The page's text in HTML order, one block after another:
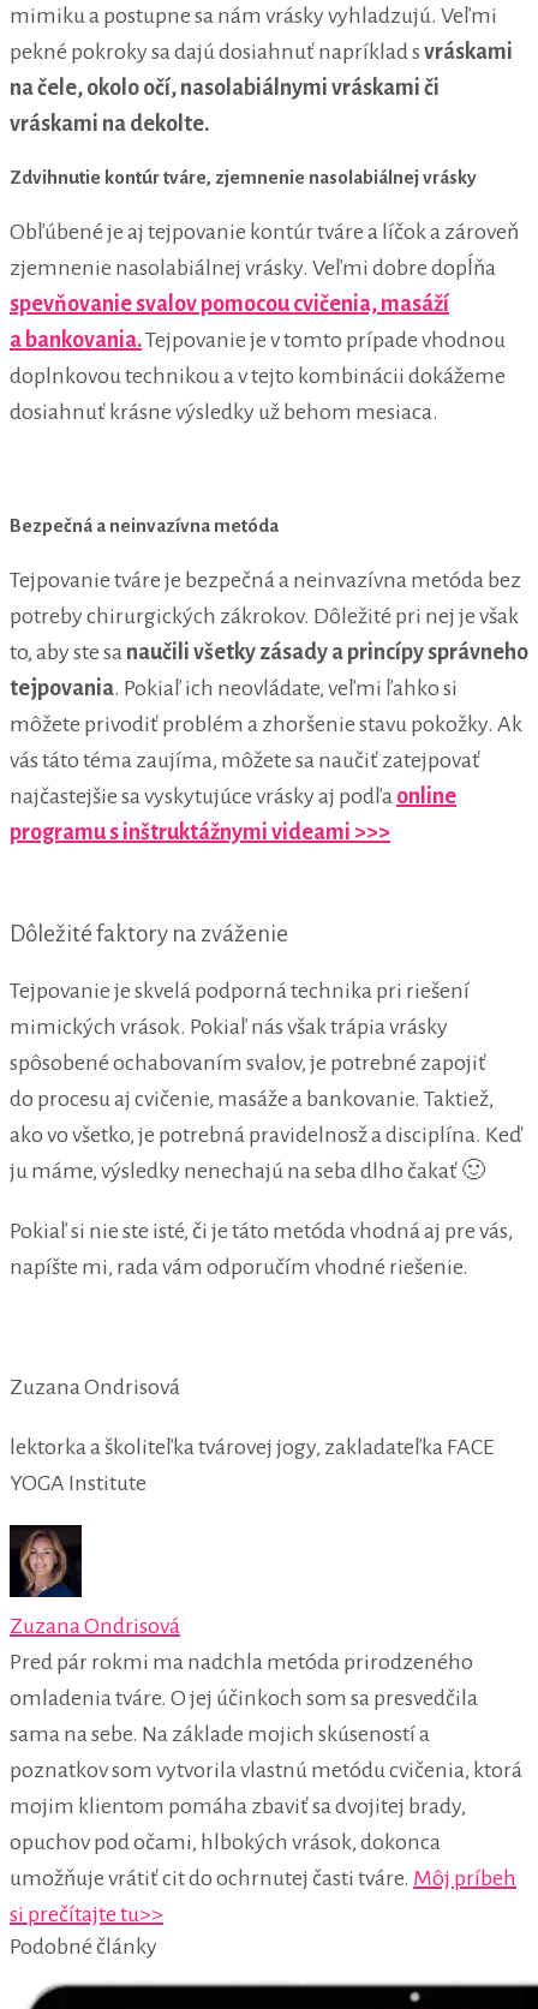
mimiku a postupne sa nám vrásky vyhladzujú. Veľmi
pekné pokroky sa dajú dosiahnuť napríklad s vráskami
na čele, okolo očí, nasolabiálnymi vráskami či
vráskami na dekolte.
Zdvihnutie kontúr tváre, zjemnenie nasolabiálnej vrásky
Obľúbené je aj tejpovanie kontúr tváre a líčok a zároveň
zjemnenie nasolabiálnej vrásky. Veľmi dobre dopĺňa
spevňovanie svalov pomocou cvičenia, masáží
a bankovania.Tejpovanie je v tomto prípade vhodnou
doplnkovou technikou a v tejto kombinácii dokážeme
dosiahnuť krásne výsledky už behom mesiaca.
Bezpečná a neinvazívna metóda
Tejpovanie tváre je bezpečná a neinvazívna metóda bez
potreby chirurgických zákrokov. Dôležité pri nej je však
to, aby ste sa naučili všetky zásady a princípy správneho
tejpovania. Pokiaľ ich neovládate, veľmi ľahko si
môžete privodiť problém a zhoršenie stavu pokožky. Ak
vás táto téma zaujíma, môžete sa naučiť zatejpovať
najčastejšie sa vyskytujúce vrásky aj podľa online
programu s inštruktážnymi videami >>>
Dôležité faktory na zváženie
Tejpovanie je skvelá podporná technika pri riešení
mimických vrások. Pokiaľ nás však trápia vrásky
spôsobené ochabovaním svalov, je potrebné zapojiť
do procesu aj cvičenie, masáže a bankovanie. Taktiež,
ako vo všetko, je potrebná pravidelnosž a disciplína. Keď
ju máme, výsledky nenechajú na seba dlho čakať 🙂
Pokiaľ si nie ste isté, či je táto metóda vhodná aj pre vás,
napíšte mi, rada vám odporučím vhodné riešenie.
Zuzana Ondrisová
lektorka a školiteľka tvárovej jogy, zakladateľka FACE
YOGA Institute
Zuzana Ondrisová
Pred pár rokmi ma nadchla metóda prirodzeného
omladenia tváre. O jej účinkoch som sa presvedčila
sama na sebe. Na základe mojich skúseností a
poznatkov som vytvorila vlastnú metódu cvičenia, ktorá
mojim klientom pomáha zbaviť sa dvojitej brady,
opuchov pod očami, hlbokých vrások, dokonca
umožňuje vrátiť cit do ochrnutej časti tváre. Môj príbeh
si prečítajte tu>>
Podobné články